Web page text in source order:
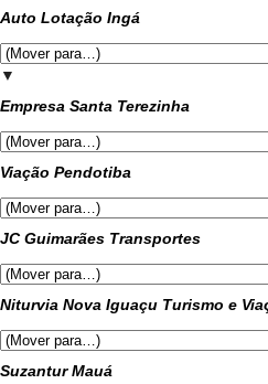
Auto Lotação Ingá
▼
Empresa Santa Terezinha
Viação Pendotiba
JC Guimarães Transportes
Niturvia Nova Iguaçu Turismo e
Suzantur Mauá